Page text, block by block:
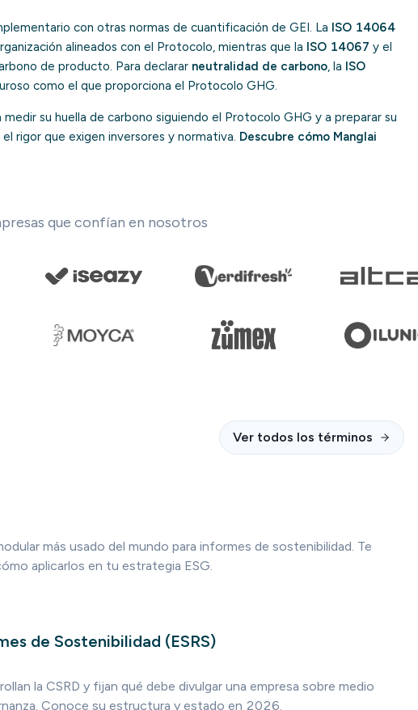
con otras normas de cuantificación de GEI. La ISO 14064
alineados con el Protocolo, mientras que la ISO 14067 y el
de producto. Para declarar neutralidad de carbono, la ISO
como el que proporciona el Protocolo GHG.
medir su huella de carbono siguiendo el Protocolo GHG y a preparar su
rigor que exigen inversores y normativa. Descubre cómo Manglai
que confían en nosotros
Ver todos los términos
más usado del mundo para informes de sostenibilidad. Te
aplicarlos en tu estrategia ESG.
de Sostenibilidad (ESRS)
la CSRD y fijan qué debe divulgar una empresa sobre medio
Conoce su estructura y estado en 2026.